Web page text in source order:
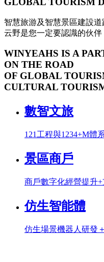
智慧旅游及智慧景區建設道
云野是您一定要認識的伙伴
WINYEAHS IS A
ON THE ROAD
OF GLOBAL
CULTURAL
數智文旅
121工程與1234+M體
景區商戶
商戶數字化經營提升
仿生智能體
仿生場景機器人研發